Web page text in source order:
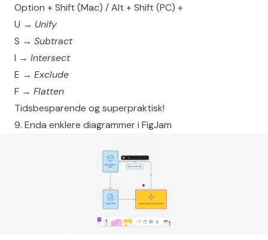
Option + Shift (Mac) / Alt + Shift (PC) +
U → Unify
S → Subtract
I → Intersect
E → Exclude
F → Flatten
Tidsbesparende og superpraktisk!
9. Enda enklere diagrammer i FigJam